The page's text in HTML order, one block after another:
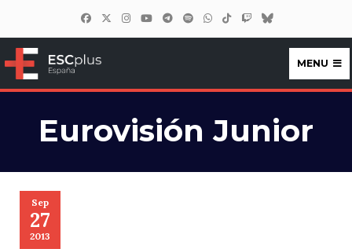
ESCplus España
MENU
Eurovisión Junior
Sep
27
2013